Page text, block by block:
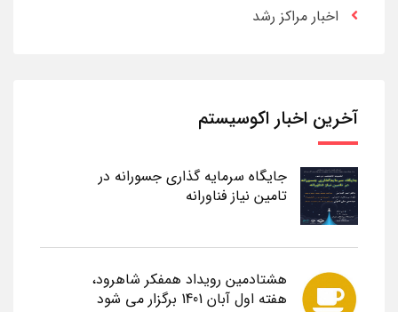
اخبار مراکز رشد
آخرین اخبار اکوسیستم
جایگاه سرمایه گذاری جسورانه در
تامین نیاز فناورانه
هشتادمین رویداد همفکر شاهرود،
هفته اول آبان 1401 برگزار می شود